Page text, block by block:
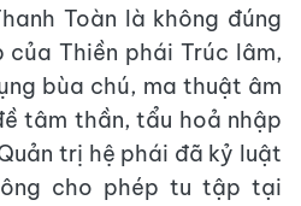
Toàn là không đúng
Thiền phái Trúc lâm,
bùa chú, ma thuật âm
tâm thần, tẩu hoả nhập
trị hệ phái đã kỷ luật
cho phép tu tập tại